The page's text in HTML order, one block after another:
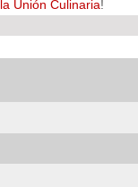
Unión Culinaria!